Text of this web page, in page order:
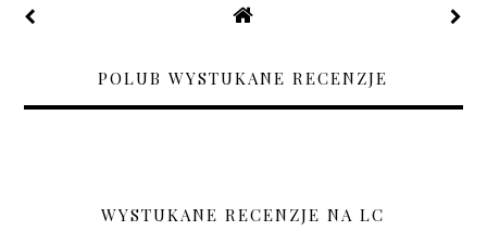
POLUB WYSTUKANE RECENZJE
WYSTUKANE RECENZJE NA LC